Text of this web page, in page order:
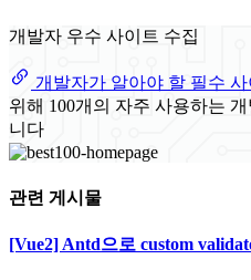
개발자 우수 사이트 수집
개발자가 알아야 할 필수 사
위해 100개의 자주 사용하는
니다
관련 게시물
[Vue2] Antd으로 custom